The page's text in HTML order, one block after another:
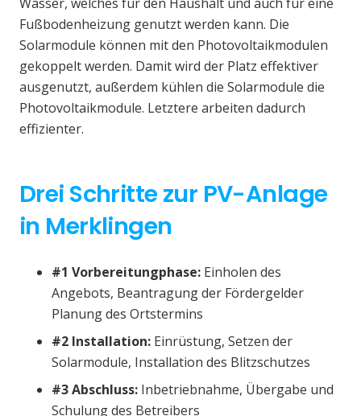
Fußbodenheizung genutzt werden kann. Die
Solarmodule können mit den Photovoltaikmodulen
gekoppelt werden. Damit wird der Platz effektiver
ausgenutzt, außerdem kühlen die Solarmodule die
Photovoltaikmodule. Letztere arbeiten dadurch
effizienter.
Drei Schritte zur PV-Anlage
in Merklingen
#1 Vorbereitungphase: Einholen des
Angebots, Beantragung der Fördergelder
Planung des Ortstermins
#2 Installation: Einrüstung, Setzen der
Solarmodule, Installation des Blitzschutzes
#3 Abschluss: Inbetriebnahme, Übergabe und
Schulung des Betreibers